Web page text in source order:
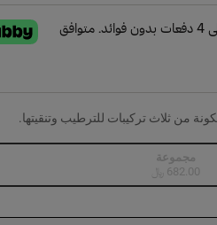
Selected
أنواع المنتج غير متوفرة في المخزون، {0}
مجموعة
682.00 ﷼
, 1 of 1